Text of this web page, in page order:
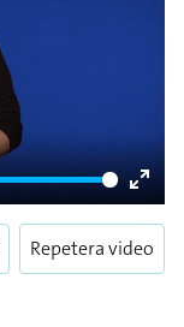
Enter
Repetera video